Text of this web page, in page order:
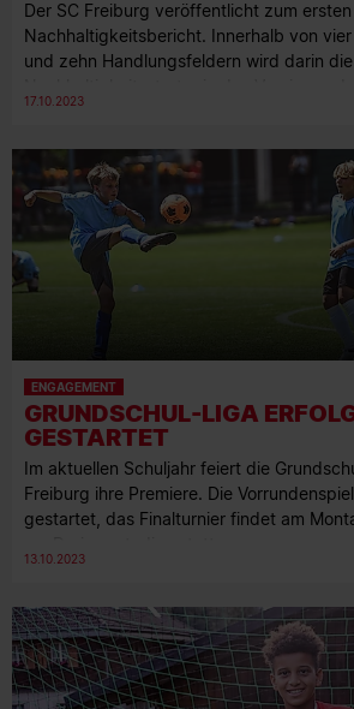
Der SC Freiburg veröffentlicht zum
Nachhaltigkeitsbericht. Innerhalb von
und zehn Handlungsfeldern wird darin die
des Sport-Club im ökologischen,
17.10.2023
ENGAGEMENT
GRUNDSCHUL-LIGA
GESTARTET
Im aktuellen Schuljahr feiert die
Freiburg ihre Premiere. Die
gestartet, das Finalturnier findet am
13.10.2023